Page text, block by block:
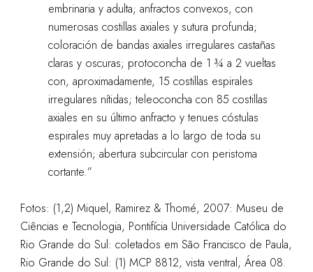
embrinaria y adulta; anfractos convexos, con
numerosas costillas axiales y sutura profunda;
coloración de bandas axiales irregulares castañas
claras y oscuras; protoconcha de 1 ¾ a 2 vueltas
con, aproximadamente, 15 costillas espirales
irregulares nítidas; teleoconcha con 85 costillas
axiales en su último anfracto y tenues cóstulas
espirales muy apretadas a lo largo de toda su
extensión; abertura subcircular con peristoma
cortante.”
Fotos: (1,2) Miquel, Ramirez & Thomé, 2007: Museu de
Ciências e Tecnologia, Pontifícia Universidade Católica do
Rio Grande do Sul: coletados em São Francisco de Paula,
Rio Grande do Sul: (1) MCP 8812, vista ventral, Área 08.